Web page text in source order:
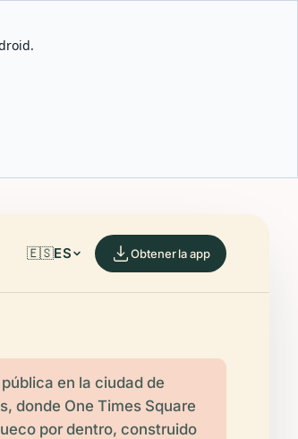
🇪🇸ES Obtener la app
en la ciudad de
donde One Times Square
por dentro, construido